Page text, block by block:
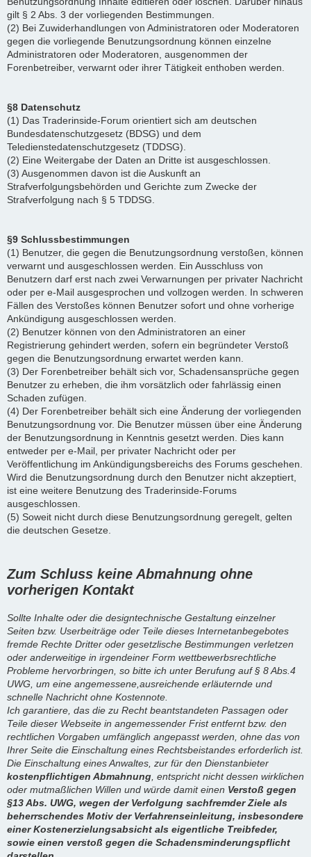
gilt § 2 Abs. 3 der vorliegenden Bestimmungen.
(2) Bei Zuwiderhandlungen von Administratoren oder Moderatoren
gegen die vorliegende Benutzungsordnung können einzelne
Administratoren oder Moderatoren, ausgenommen der
Forenbetreiber, verwarnt oder ihrer Tätigkeit enthoben werden.
§8 Datenschutz
(1) Das Traderinside-Forum orientiert sich am deutschen
Bundesdatenschutzgesetz (BDSG) und dem
Teledienstedatenschutzgesetz (TDDSG).
(2) Eine Weitergabe der Daten an Dritte ist ausgeschlossen.
(3) Ausgenommen davon ist die Auskunft an
Strafverfolgungsbehörden und Gerichte zum Zwecke der
Strafverfolgung nach § 5 TDDSG.
§9 Schlussbestimmungen
(1) Benutzer, die gegen die Benutzungsordnung verstoßen, können
verwarnt und ausgeschlossen werden. Ein Ausschluss von
Benutzern darf erst nach zwei Verwarnungen per privater Nachricht
oder per e-Mail ausgesprochen und vollzogen werden. In schweren
Fällen des Verstoßes können Benutzer sofort und ohne vorherige
Ankündigung ausgeschlossen werden.
(2) Benutzer können von den Administratoren an einer
Registrierung gehindert werden, sofern ein begründeter Verstoß
gegen die Benutzungsordnung erwartet werden kann.
(3) Der Forenbetreiber behält sich vor, Schadensansprüche gegen
Benutzer zu erheben, die ihm vorsätzlich oder fahrlässig einen
Schaden zufügen.
(4) Der Forenbetreiber behält sich eine Änderung der vorliegenden
Benutzungsordnung vor. Die Benutzer müssen über eine Änderung
der Benutzungsordnung in Kenntnis gesetzt werden. Dies kann
entweder per e-Mail, per privater Nachricht oder per
Veröffentlichung im Ankündigungsbereichs des Forums geschehen.
Wird die Benutzungsordnung durch den Benutzer nicht akzeptiert,
ist eine weitere Benutzung des Traderinside-Forums
ausgeschlossen.
(5) Soweit nicht durch diese Benutzungsordnung geregelt, gelten
die deutschen Gesetze.
Zum Schluss keine Abmahnung ohne
vorherigen Kontakt
Sollte Inhalte oder die designtechnische Gestaltung einzelner
Seiten bzw. Userbeiträge oder Teile dieses Internetanbegebotes
fremde Rechte Dritter oder gesetzlische Bestimmungen verletzen
oder anderweitige in irgendeiner Form wettbewerbsrechtliche
Probleme hervorbringen, so bitte ich unter Berufung auf § 8 Abs.4
UWG, um eine angemessene,ausreichende erläuternde und
schnelle Nachricht ohne Kostennote.
Ich garantiere, das die zu Recht beantstandeten Passagen oder
Teile dieser Webseite in angemessender Frist entfernt bzw. den
rechtlichen Vorgaben umfänglich angepasst werden, ohne das von
Ihrer Seite die Einschaltung eines Rechtsbeistandes erforderlich ist.
Die Einschaltung eines Anwaltes, zur für den Dienstanbieter
kostenpflichtigen Abmahnung , entspricht nicht dessen wirklichen
oder mutmaßlichen Willen und würde damit einen Verstoß gegen
§13 Abs. UWG, wegen der Verfolgung sachfremder Ziele als
beherrschendes Motiv der Verfahrenseinleitung, insbesondere
einer Kostenerzielungsabsicht als eigentliche Treibfeder,
sowie einen verstoß gegen die Schadensminderungspflicht